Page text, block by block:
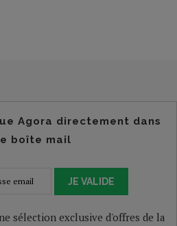
Agora directement dans
boîte mail
JE VALIDE
sélection exclusive d'offres de la